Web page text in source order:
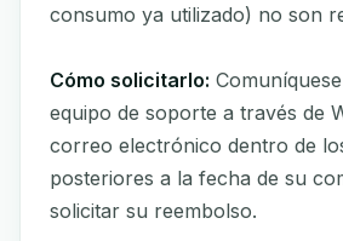
consumo ya utilizado) no son
Cómo solicitarlo:
equipo de soporte a través de
correo electrónico dentro de
posteriores a la fecha de su
solicitar su reembolso.